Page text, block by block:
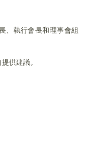
、執行會長和理事會組
供建議。